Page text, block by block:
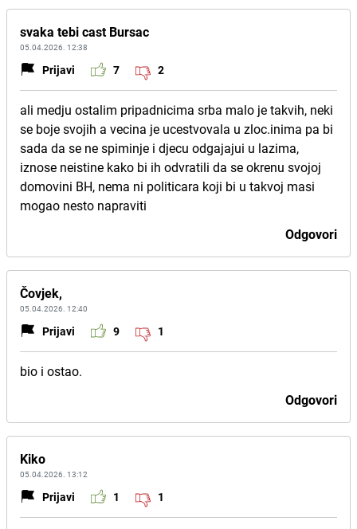
svaka tebi cast Bursac
05.04.2026. 12:38
Prijavi 7 2
ali medju ostalim pripadnicima srba malo je takvih, neki
se boje svojih a vecina je ucestvovala u zloc.inima pa bi
sada da se ne spiminje i djecu odgajajui u lazima,
iznose neistine kako bi ih odvratili da se okrenu svojoj
domovini BH, nema ni politicara koji bi u takvoj masi
mogao nesto napraviti
Odgovori
Čovjek,
05.04.2026. 12:40
Prijavi 9 1
bio i ostao.
Odgovori
Kiko
05.04.2026. 13:12
Prijavi 1 1